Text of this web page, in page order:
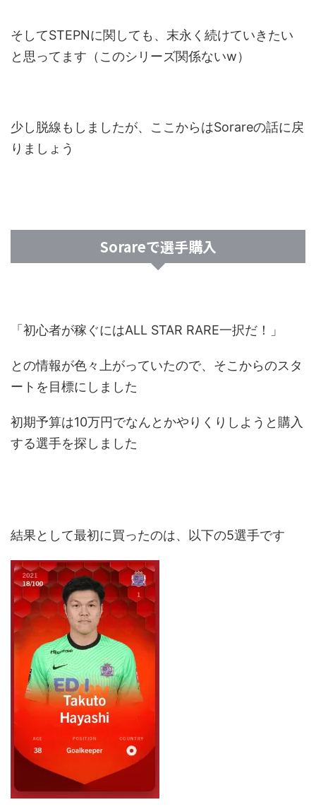
そしてSTEPNに関しても、末永く続けていきたい
と思ってます（このシリーズ関係ないw）
少し脱線もしましたが、ここからはSorareの話に戻
りましょう
Sorareで選手購入
「初心者が稼ぐにはALL STAR RARE一択だ！」
との情報が色々上がっていたので、そこからのスタ
ートを目標にしました
初期予算は10万円でなんとかやりくりしようと購入
する選手を探しました
結果として最初に買ったのは、以下の5選手です